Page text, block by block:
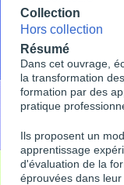
Collection
Hors collection
Résumé
Dans cet ouvrage,
la transformation
formation par des
pratique
Ils proposent un
apprentissage
d'évaluation de la
éprouvées dans